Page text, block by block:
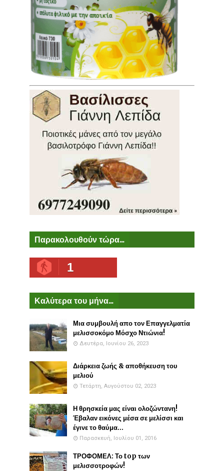
Παρακολουθούν τώρα...
1
Καλύτερα του μήνα...
Μια συμβουλή απο τον Επαγγελματία
μελισσοκόμο Μόσχο Ντιώνια!
Δευτέρα, Ιουνίου 26, 2023
Διάρκεια ζωής & αποθήκευση του
μελιού
Τετάρτη, Αυγούστου 02, 2023
Η θρησκεία μας είναι ολοζώντανη!
Έβαλαν εικόνες μέσα σε μελίσσι και
έγινε το θαύμα...
Παρασκευή, Ιουλίου 01, 2016
ΤΡΟΦΟΜΕΛ: Το top των
μελισσοτροφών!